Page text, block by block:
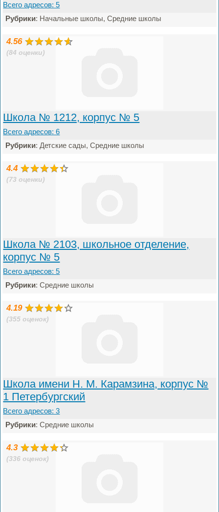
Всего адресов: 5
Рубрики: Начальные школы, Средние школы
4.56
(84 оценки)
Школа № 1212, корпус № 5
Всего адресов: 6
Рубрики: Детские сады, Средние школы
4.4
(73 оценки)
Школа № 2103, школьное отделение,
корпус № 5
Всего адресов: 5
Рубрики: Средние школы
4.19
(355 оценок)
Школа имени Н. М. Карамзина, корпус №
1 Петербургский
Всего адресов: 3
Рубрики: Средние школы
4.3
(336 оценок)